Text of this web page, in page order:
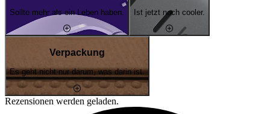
Sollte mehr als ein Leben haben. Ist jetzt noch cooler.
Verpackung
Es geht nicht nur darum, was darin ist.
Rezensionen werden geladen.